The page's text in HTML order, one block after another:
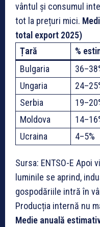
vântul și consumul
tot la prețuri mici.
total export 2025)
Țară
%
Bulgaria
Ungaria
Serbia
Moldova
Ucraina
4–5%
Sursa: ENTSO-E Apoi
luminile se aprind,
gospodăriile intră în
Producția internă nu
Medie anuală